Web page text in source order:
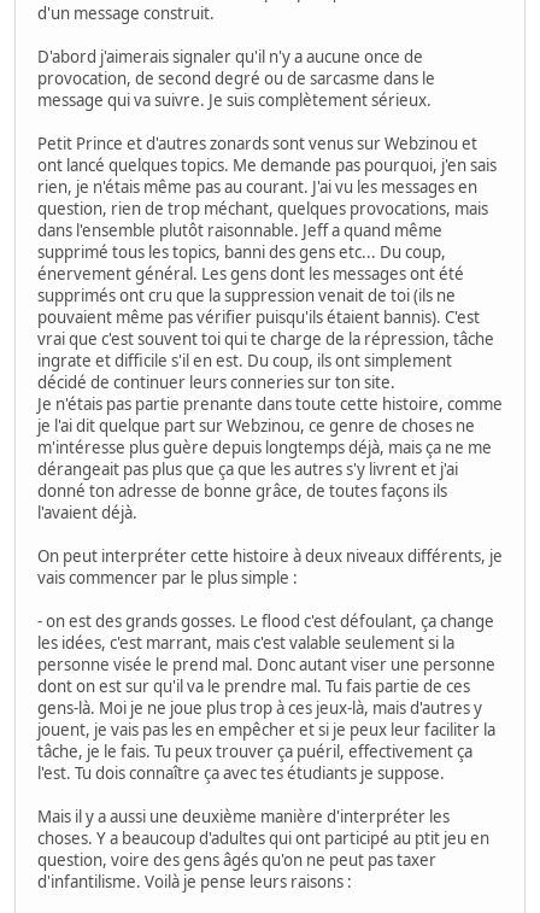
d'un message construit.
D'abord j'aimerais signaler qu'il n'y a aucune once de
provocation, de second degré ou de sarcasme dans le
message qui va suivre. Je suis complètement sérieux.
Petit Prince et d'autres zonards sont venus sur Webzinou et
ont lancé quelques topics. Me demande pas pourquoi, j'en sais
rien, je n'étais même pas au courant. J'ai vu les messages en
question, rien de trop méchant, quelques provocations, mais
dans l'ensemble plutôt raisonnable. Jeff a quand même
supprimé tous les topics, banni des gens etc... Du coup,
énervement général. Les gens dont les messages ont été
supprimés ont cru que la suppression venait de toi (ils ne
pouvaient même pas vérifier puisqu'ils étaient bannis). C'est
vrai que c'est souvent toi qui te charge de la répression, tâche
ingrate et difficile s'il en est. Du coup, ils ont simplement
décidé de continuer leurs conneries sur ton site.
Je n'étais pas partie prenante dans toute cette histoire, comme
je l'ai dit quelque part sur Webzinou, ce genre de choses ne
m'intéresse plus guère depuis longtemps déjà, mais ça ne me
dérangeait pas plus que ça que les autres s'y livrent et j'ai
donné ton adresse de bonne grâce, de toutes façons ils
l'avaient déjà.
On peut interpréter cette histoire à deux niveaux différents, je
vais commencer par le plus simple :
- on est des grands gosses. Le flood c'est défoulant, ça change
les idées, c'est marrant, mais c'est valable seulement si la
personne visée le prend mal. Donc autant viser une personne
dont on est sur qu'il va le prendre mal. Tu fais partie de ces
gens-là. Moi je ne joue plus trop à ces jeux-là, mais d'autres y
jouent, je vais pas les en empêcher et si je peux leur faciliter la
tâche, je le fais. Tu peux trouver ça puéril, effectivement ça
l'est. Tu dois connaître ça avec tes étudiants je suppose.
Mais il y a aussi une deuxième manière d'interpréter les
choses. Y a beaucoup d'adultes qui ont participé au ptit jeu en
question, voire des gens âgés qu'on ne peut pas taxer
d'infantilisme. Voilà je pense leurs raisons :